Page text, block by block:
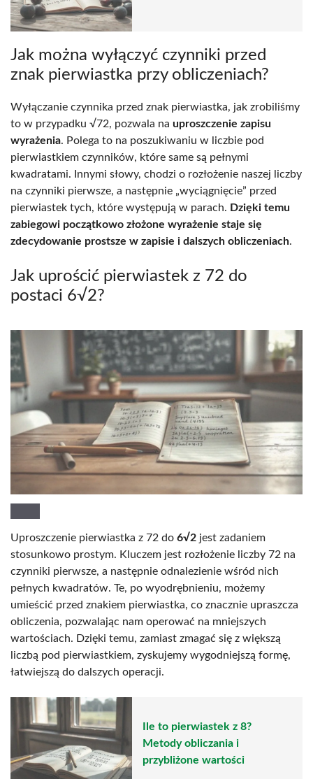
Jak można wyłączyć czynniki przed
znak pierwiastka przy obliczeniach?
Wyłączanie czynnika przed znak pierwiastka, jak zrobiliśmy
to w przypadku √72, pozwala na uproszczenie zapisu
wyrażenia. Polega to na poszukiwaniu w liczbie pod
pierwiastkiem czynników, które same są pełnymi
kwadratami. Innymi słowy, chodzi o rozłożenie naszej liczby
na czynniki pierwsze, a następnie „wyciągnięcie” przed
pierwiastek tych, które występują w parach. Dzięki temu
zabiegowi początkowo złożone wyrażenie staje się
zdecydowanie prostsze w zapisie i dalszych obliczeniach.
Jak uprościć pierwiastek z 72 do
postaci 6√2?
Uproszczenie pierwiastka z 72 do 6√2 jest zadaniem
stosunkowo prostym. Kluczem jest rozłożenie liczby 72 na
czynniki pierwsze, a następnie odnalezienie wśród nich
pełnych kwadratów. Te, po wyodrębnieniu, możemy
umieścić przed znakiem pierwiastka, co znacznie upraszcza
obliczenia, pozwalając nam operować na mniejszych
wartościach. Dzięki temu, zamiast zmagać się z większą
liczbą pod pierwiastkiem, zyskujemy wygodniejszą formę,
łatwiejszą do dalszych operacji.
Ile to pierwiastek z 8?
Metody obliczania i
przybliżone wartości